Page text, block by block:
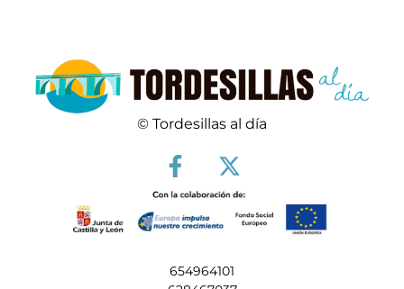
© Tordesillas al día
654964101